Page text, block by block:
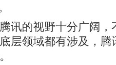
讯的视野十分广阔
层领域都有涉及，